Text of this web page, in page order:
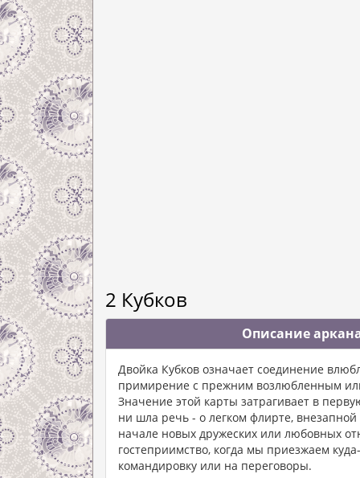
2 Кубков
Описание
Двойка Кубков означает соединение
примирение с прежним возлюбленным
Значение этой карты затрагивает в
ни шла речь - о легком флирте,
начале новых дружеских или любовных
гостеприимство, когда мы приезжаем
командировку или на переговоры.